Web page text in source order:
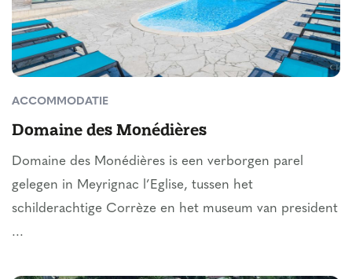
ACCOMMODATIE
Domaine des Monédières
Domaine des Monédières is een verborgen parel
gelegen in Meyrignac l’Eglise, tussen het
schilderachtige Corrèze en het museum van president
...